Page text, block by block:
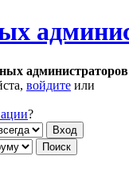
администраторов
войдите или
?